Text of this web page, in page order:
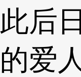
此后
的爱